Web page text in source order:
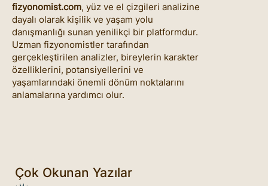
fizyonomist.com, yüz ve el çizgileri analizine
dayalı olarak kişilik ve yaşam yolu
danışmanlığı sunan yenilikçi bir platformdur.
Uzman fizyonomistler tarafından
gerçekleştirilen analizler, bireylerin karakter
özelliklerini, potansiyellerini ve
yaşamlarındaki önemli dönüm noktalarını
anlamalarına yardımcı olur.
Çok Okunan Yazılar